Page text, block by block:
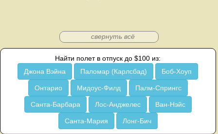
свернуть всё
Найти полет в отпуск до $100 из:
Джона Вэйна
Паломар (Карлсбад) Боб-Хоуп
Онтарио Мидоус-Филд Палм-Спрингс
Санта-Барбара Лос-Анджелес Ван-Нэйс
Санта-Мария Лонг-Бич